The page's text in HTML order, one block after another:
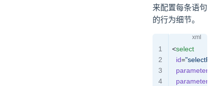
来配置每条语句
的行为细节。
<select
  id
=